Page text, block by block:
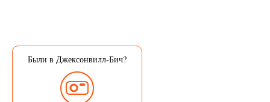
Были в Джексонвилл-Бич?